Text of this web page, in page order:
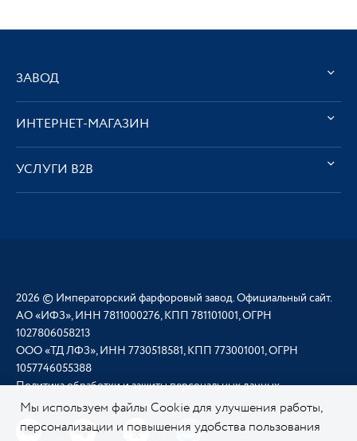
ЗАВОД
ИНТЕРНЕТ-МАГАЗИН
УСЛУГИ В2В
2026 © Императорский фарфоровый завод. Официальный сайт.
АО «ИФЗ», ИНН 7811000276, КПП 781101001, ОГРН
1027806058213
ООО «ТД ЛФЗ», ИНН 7730518581, КПП 773001001, ОГРН
1057746055388
Политика обработки и защиты персональных данных
Мы используем файлы Cookie для улучшения работы,
персонализации и повышения удобства пользования